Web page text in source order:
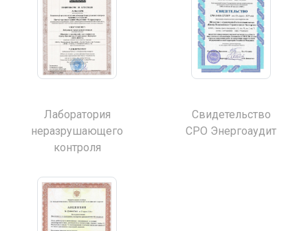
Лаборатория
неразрушающего
контроля
Свидетельство
СРО Энергоаудит